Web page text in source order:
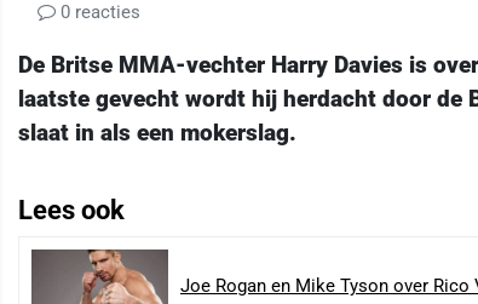
0 reacties
De Britse MMA-vechter Harry Davies is
laatste gevecht wordt hij herdacht door de
slaat in als een mokerslag.
Lees ook
Joe Rogan en Mike Tyson over Rico